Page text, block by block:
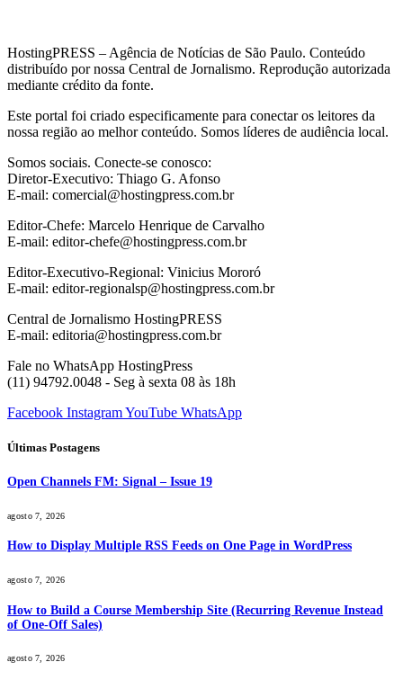
HostingPRESS – Agência de Notícias de São Paulo. Conteúdo
distribuído por nossa Central de Jornalismo. Reprodução autorizada
mediante crédito da fonte.
Este portal foi criado especificamente para conectar os leitores da
nossa região ao melhor conteúdo. Somos líderes de audiência local.
Somos sociais. Conecte-se conosco:
Diretor-Executivo: Thiago G. Afonso
E-mail: comercial@hostingpress.com.br
Editor-Chefe: Marcelo Henrique de Carvalho
E-mail: editor-chefe@hostingpress.com.br
Editor-Executivo-Regional: Vinicius Mororó
E-mail: editor-regionalsp@hostingpress.com.br
Central de Jornalismo HostingPRESS
E-mail: editoria@hostingpress.com.br
Fale no WhatsApp HostingPress
(11) 94792.0048 - Seg à sexta 08 às 18h
Facebook InstagramYouTube WhatsApp
Últimas Postagens
Open Channels FM: Signal – Issue 19
agosto 7, 2026
How to Display Multiple RSS Feeds on One Page in WordPress
agosto 7, 2026
How to Build a Course Membership Site (Recurring Revenue Instead
of One-Off Sales)
agosto 7, 2026